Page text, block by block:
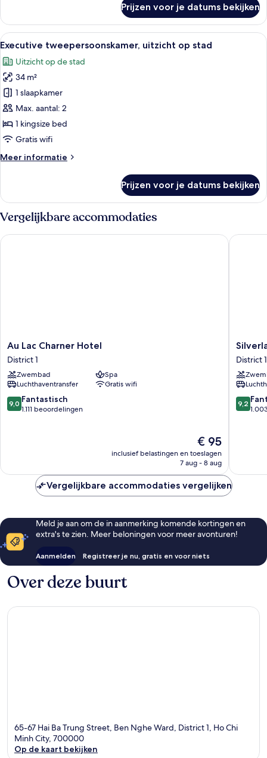
Tea)
laden
Twin
kamer
(Internal
+
Free
Afternoon
Tea)
Prijzen voor je datums bekijken
Alle
foto's
voor
Executive
tweepersoonskamer,
uitzicht
op
stad
Een moderne hotelkamer met een
6
Executive tweepersoonskamer, uitzicht op stad
Uitzicht op de stad
34 m²
1 slaapkamer
Max. aantal: 2
1 kingsize bed
Gratis wifi
Meer informatie
Meer
tweepersoonskamer,
op
Prijzen voor je datums bekijken
Vergelijkbare accommodaties
Au
Lac
Charner
Hotel
District
1
Au Lac Charner Hotel
District 1
Zwembad
Spa
Luchthaventransfer
Gratis wifi
9.0
van
9,0 Fantastisch
1.111 beoordelingen
De
prijs
is
€ 95
inclusief belastingen en toeslagen
7 aug - 8 aug
Au Lac Charner Hotel
Sakyo
Hotel
&
Spa
District
1
District 1
9.2
van
9,2
Vergelijkbare accommodaties vergelijken
Meld je aan om de in aanmerking komende kortingen en
extra's te zien. Meer beloningen voor meer avonturen!
Aanmelden Registreer je nu, gratis en voor niets
Over deze buurt
65-67 Hai Ba Trung Street, Ben Nghe Ward, District 1, Ho Chi
Minh City, 700000
Op de kaart bekijken